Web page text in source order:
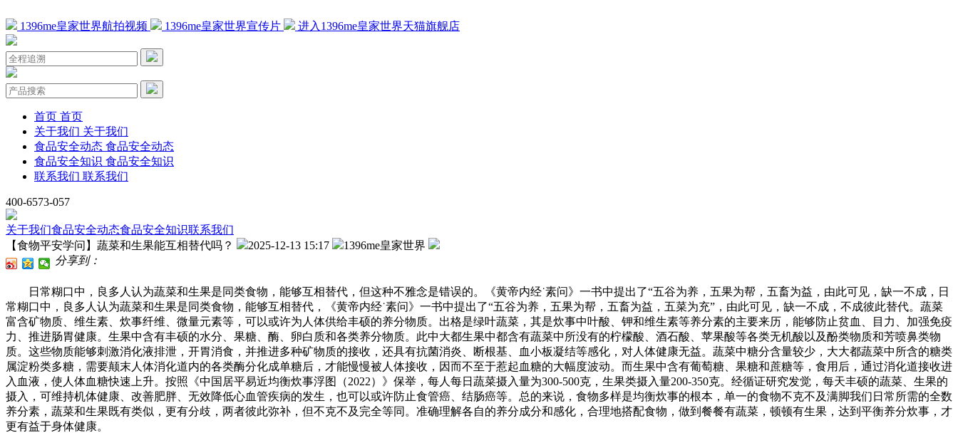
1396me皇家世界航拍视频 1396me皇家世界宣传片 进入1396me皇家世界天猫旗舰店
首页 首页
关于我们 关于我们
食品安全动态 食品安全动态
食品安全知识 食品安全知识
联系我们 联系我们
400-6573-057
关于我们食品安全动态食品安全知识联系我们
【食物平安学问】蔬菜和生果能互相替代吗？
2025-12-13 15:17
1396me皇家世界
分享到：
日常糊口中，良多人认为蔬菜和生果是同类食物，能够互相替代，但这种不雅念是错误的。《黄帝内经˙素问》一书中提出了“五谷为养，五果为帮，五畜为益，由此可见，缺一不成，日
常糊口中，良多人认为蔬菜和生果是同类食物，能够互相替代，《黄帝内经˙素问》一书中提出了“五谷为养，五果为帮，五畜为益，五菜为充”，由此可见，缺一不成，不成彼此替代。蔬菜
富含矿物质、维生素、炊事纤维、微量元素等，可以或许为人体供给丰硕的养分物质。出格是绿叶蔬菜，其是炊事中叶酸、钾和维生素等养分素的主要来历，能够防止贫血、目力、加强免疫
力、推进肠胃健康。生果中含有丰硕的水分、果糖、酶、卵白质和各类养分物质。此中大都生果中都含有蔬菜中所没有的柠檬酸、酒石酸、苹果酸等各类无机酸以及酚类物质和芳喷鼻类物
质。这些物质能够刺激消化液排泄，开胃消食，并推进多种矿物质的接收，还具有抗菌消炎、断根基、血小板凝结等感化，对人体健康无益。蔬菜中糖分含量较少，大大都蔬菜中所含的糖类
属淀粉类多糖，需要颠末人体消化道内的各类酶分化成单糖后，才能慢慢被人体接收，因而不至于惹起血糖的大幅度波动。而生果中含有葡萄糖、果糖和蔗糖等，食用后，通过消化道接收进
入血液，使人体血糖快速上升。按照《中国居平易近均衡炊事浮图（2022）》保举，每人每日蔬菜摄入量为300-500克，生果类摄入量200-350克。经循证研究发觉，每天丰硕的蔬菜、生果的
摄入，可维持机体健康、改善肥胖、无效降低心血管疾病的发生，也可以或许防止食管癌、结肠癌等。总的来说，食物多样是均衡炊事的根本，单一的食物不克不及满脚我们日常所需的全数
养分素，蔬菜和生果既有类似，更有分歧，两者彼此弥补，但不克不及完全等同。准确理解各自的养分成分和感化，合理地搭配食物，做到餐餐有蔬菜，顿顿有生果，达到平衡养分炊事，才
更有益于身体健康。